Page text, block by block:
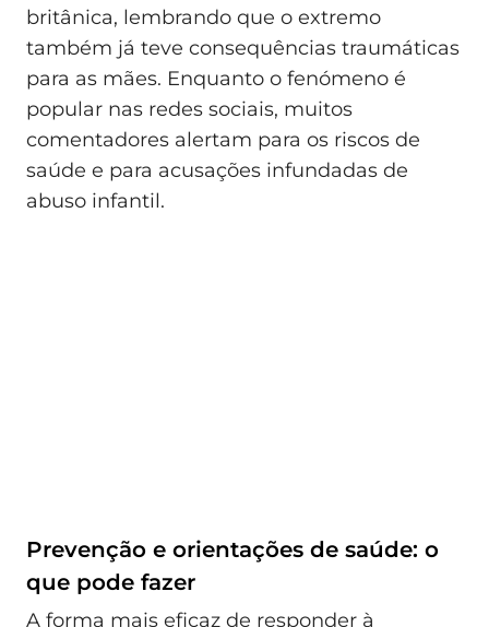
britânica, lembrando que o extremo
também já teve consequências traumáticas
para as mães. Enquanto o fenómeno é
popular nas redes sociais, muitos
comentadores alertam para os riscos de
saúde e para acusações infundadas de
abuso infantil.
Prevenção e orientações de saúde: o
que pode fazer
A forma mais eficaz de responder à